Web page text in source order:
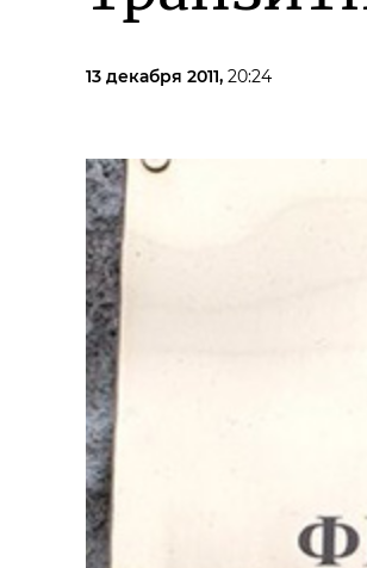
13 декабря 2011, 20:24